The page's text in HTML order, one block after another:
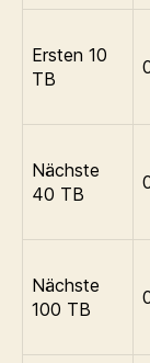
Ersten 10
TB
Nächste
40 TB
Nächste
100 TB